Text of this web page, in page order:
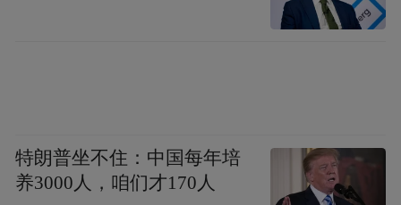
崭新篇章。2025年9月，国际旅行者欢乐季成
百年正太铁路渊源。在本次香港推介会上，
重点发布了六条入境精品旅游线路，涵盖古
特朗普坐不住：中国每年培
养3000人，咱们才170人